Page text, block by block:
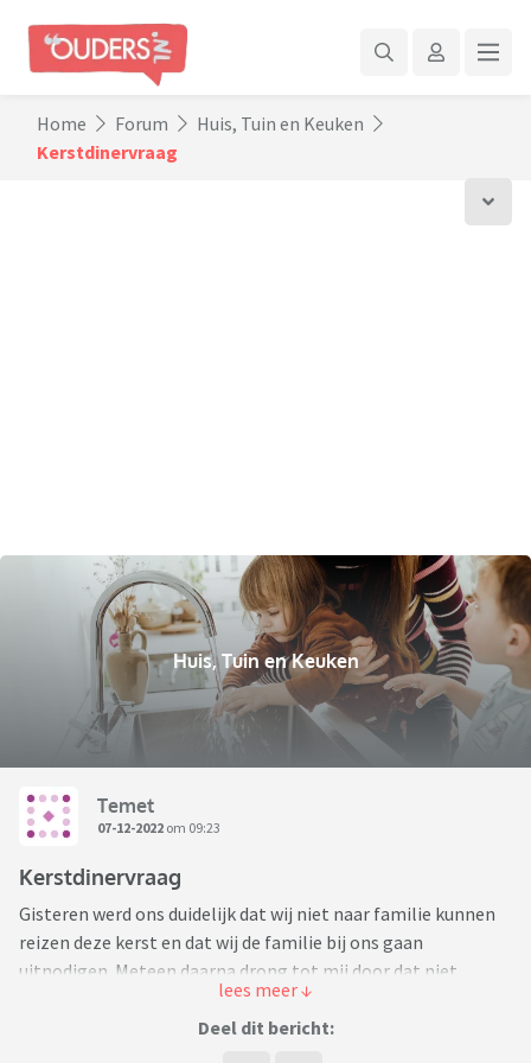
Home Forum
Huis, Tuin en Keuken
Kerstdinervraag
Huis, Tuin en Keuken
Temet
07-12-2022 om 09:23
Kerstdinervraag
Gisteren werd ons duidelijk dat wij niet naar familie kunnen
reizen deze kerst en dat wij de familie bij ons gaan
uitnodigen. Meteen daarna drong tot mij door dat niet
iedereen rond de tafel past. Dat hebben we in het verleden
wel eens gedaan, maar toen waren de aanwezige kinderen
Deel dit bericht: